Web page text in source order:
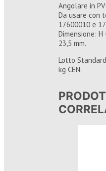
Angolare in
Da usare con
17600010 e
Dimensione: H
23,5 mm.
Lotto
kg CEN.